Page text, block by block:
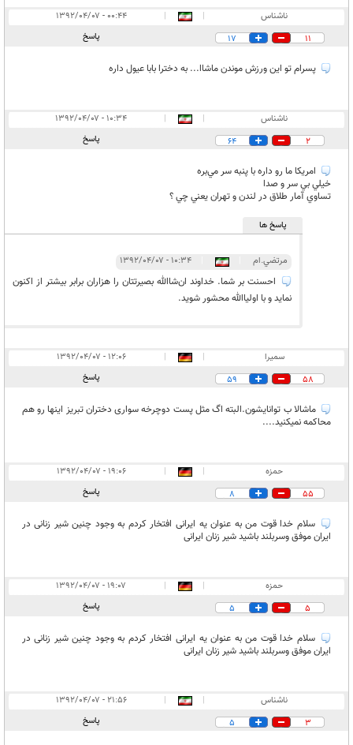
ناشناس |
|
۰۰:۴۴ - ۱۳۹۲/۰۴/۰۷
11
17 پاسخ
پسرام تو این ورزش موندن ماشاا... به دخترا بابا عیول داره
ناشناس |
|
۱۰:۳۴ - ۱۳۹۲/۰۴/۰۷
2
64 پاسخ
امريكا ما رو داره با پنبه سر مي‌بره
خيلي بي سر و صدا
تساوي آمار طلاق در لندن و تهران يعني چي ؟
پاسخ ها
مرتضي.ام ۱۰:۳۴ - ۱۳۹۲/۰۴/۰۷
احسنت بر شما. خداوند ان‌شاالله بصيرتتان را هزاران برابر بيشتر از اكنون
نمايد و با اولياالله محشور شويد.
سمیرا |
|
۱۲:۰۶ - ۱۳۹۲/۰۴/۰۷
58
59 پاسخ
ماشالا ب توانایشون.البته اگ مثل پست دوچرخه سواری دختران تبریز اینها رو هم
محاکمه نمیکنید....
حمزه |
|
۱۹:۰۶ - ۱۳۹۲/۰۴/۰۷
55
8 پاسخ
سلام خدا قوت من به عنوان یه ایرانی افتخار کردم به وجود چنین شیر زنانی در
ایران موفق وسربلند باشید شیر زنان ایرانی
حمزه |
|
۱۹:۰۷ - ۱۳۹۲/۰۴/۰۷
5
5 پاسخ
سلام خدا قوت من به عنوان یه ایرانی افتخار کردم به وجود چنین شیر زنانی در
ایران موفق وسربلند باشید شیر زنان ایرانی
ناشناس |
|
۲۱:۵۶ - ۱۳۹۲/۰۴/۰۷
3
5 پاسخ